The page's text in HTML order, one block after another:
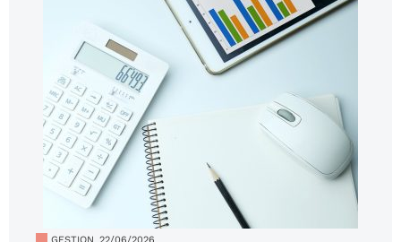
GESTION 22/06/2026